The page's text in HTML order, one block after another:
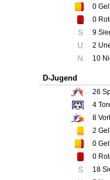
0
0
S 9
U 2
N 10
D-Jugend
26
4
8
2
0
0
S 18